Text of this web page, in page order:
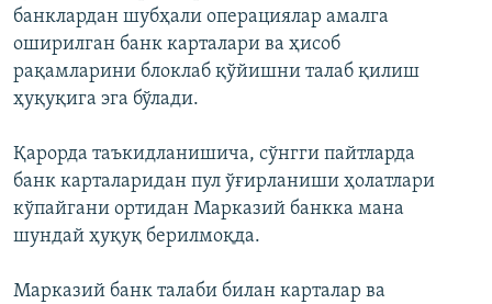
банклардан шубҳали операциялар амалга
оширилган банк карталари ва ҳисоб
рақамларини блоклаб қўйишни талаб қилиш
ҳуқуқига эга бўлади.
Қарорда таъкидланишича, сўнгги пайтларда
банк карталаридан пул ўғирланиши ҳолатлари
кўпайгани ортидан Марказий банкка мана
шундай ҳуқуқ берилмоқда.
Марказий банк талаби билан карталар ва